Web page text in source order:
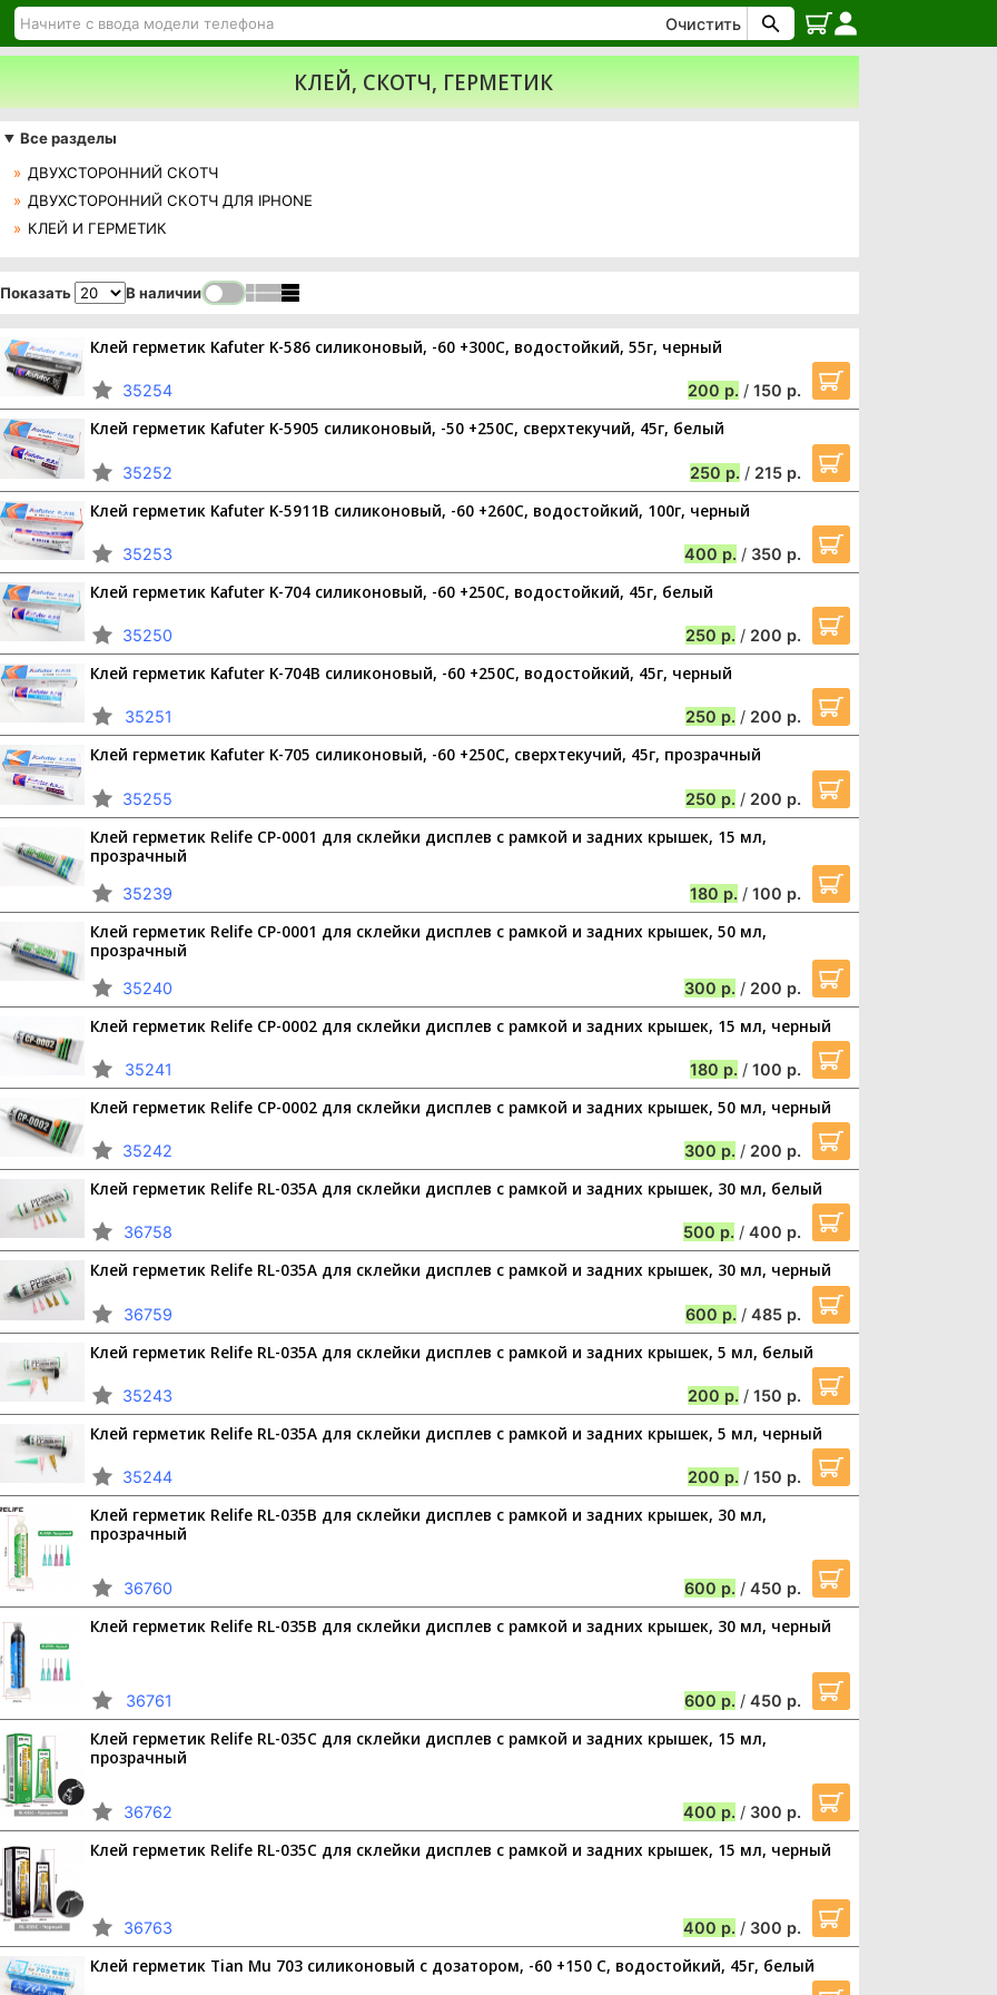
Очистить
КЛЕЙ, СКОТЧ, ГЕРМЕТИК
Все разделы
ДВУХСТОРОННИЙ СКОТЧ
ДВУХСТОРОННИЙ СКОТЧ ДЛЯ IPHONE
КЛЕЙ И ГЕРМЕТИК
Показать В наличии
Клей герметик Kafuter K-586 силиконовый, -60 +300C, водостойкий, 55г, черный
35254 200 / 150
Клей герметик Kafuter K-5905 силиконовый, -50 +250C, сверхтекучий, 45г, белый
35252 250 / 215
Клей герметик Kafuter K-5911B силиконовый, -60 +260C, водостойкий, 100г, черный
35253 400 / 350
Клей герметик Kafuter K-704 силиконовый, -60 +250C, водостойкий, 45г, белый
35250 250 / 200
Клей герметик Kafuter K-704B силиконовый, -60 +250C, водостойкий, 45г, черный
35251 250 / 200
Клей герметик Kafuter K-705 силиконовый, -60 +250C, сверхтекучий, 45г, прозрачный
35255 250 / 200
Клей герметик Relife CP-0001 для склейки дисплев с рамкой и задних крышек, 15 мл,
прозрачный
35239 180 / 100
Клей герметик Relife CP-0001 для склейки дисплев с рамкой и задних крышек, 50 мл,
прозрачный
35240 300 / 200
Клей герметик Relife CP-0002 для склейки дисплев с рамкой и задних крышек, 15 мл, черный
35241 180 / 100
Клей герметик Relife CP-0002 для склейки дисплев с рамкой и задних крышек, 50 мл, черный
35242 300 / 200
Клей герметик Relife RL-035A для склейки дисплев с рамкой и задних крышек, 30 мл, белый
36758 500 / 400
Клей герметик Relife RL-035A для склейки дисплев с рамкой и задних крышек, 30 мл, черный
36759 600 / 485
Клей герметик Relife RL-035A для склейки дисплев с рамкой и задних крышек, 5 мл, белый
35243 200 / 150
Клей герметик Relife RL-035A для склейки дисплев с рамкой и задних крышек, 5 мл, черный
35244 200 / 150
Клей герметик Relife RL-035B для склейки дисплев с рамкой и задних крышек, 30 мл,
прозрачный
36760 600 / 450
Клей герметик Relife RL-035B для склейки дисплев с рамкой и задних крышек, 30 мл, черный
36761 600 / 450
Клей герметик Relife RL-035C для склейки дисплев с рамкой и задних крышек, 15 мл,
прозрачный
36762 400 / 300
Клей герметик Relife RL-035C для склейки дисплев с рамкой и задних крышек, 15 мл, черный
36763 400 / 300
Клей герметик Tian Mu 703 силиконовый с дозатором, -60 +150 С, водостойкий, 45г, белый